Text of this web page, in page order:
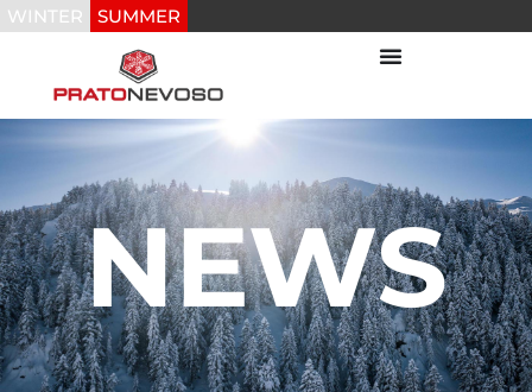
WINTER SUMMER
NEWS